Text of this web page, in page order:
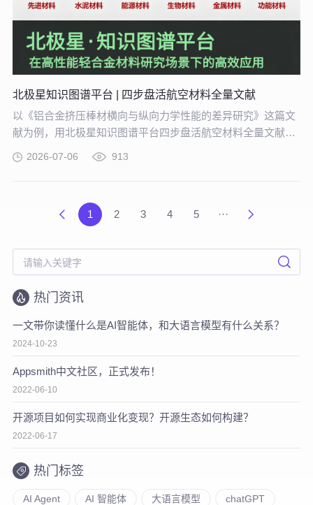
北极星知识图谱平台 | 四步盘活航空材料全量文献
以《铝合金挤压棒材横向与纵向力学性能的差异研究》这篇文
献为例，用北极星知识图谱平台四步盘活航空材料全量文献。
告别人工逐条标注、清洗的低效方式。
2026-07-06 913
1 2 3 4 5 ···
热门资讯
一文带你读懂什么是AI智能体，和大语言模型有什么关系？
2024-10-23
Appsmith中文社区，正式发布！
2022-06-10
开源项目如何实现商业化变现？开源生态如何构建？
2022-06-17
热门标签
AI Agent AI 智能体 大语言模型 chatGPT